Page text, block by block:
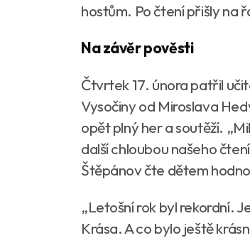
hostům. Po čtení přišly na
Na závěr pověsti
Čtvrtek 17. února patřil
Vysočiny od Miroslava
opět plný her a soutěží.
další chloubou našeho
Štěpánov čte dětem
„Letošní rok byl rekordní.
Krása. A co bylo ještě